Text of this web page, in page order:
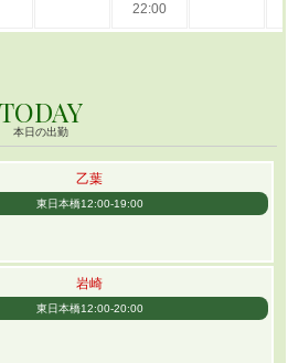
22:00
TODAY
本日の出勤
乙葉
東日本橋12:00-19:00
岩崎
東日本橋12:00-20:00